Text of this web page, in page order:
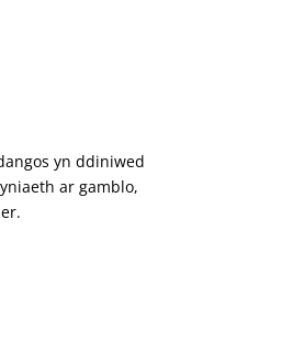
yn ddiniwed
ar gamblo,